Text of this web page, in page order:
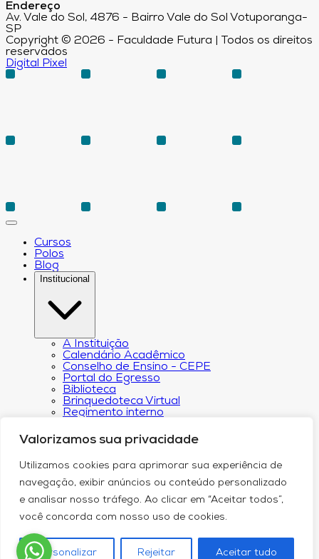
Valorizamos sua privacidade
Utilizamos cookies para aprimorar sua experiência de
navegação, exibir anúncios ou conteúdo personalizado
e analisar nosso tráfego. Ao clicar em “Aceitar todos”,
você concorda com nosso uso de cookies.
Personalizar Rejeitar Aceitar tudo
Endereço
Av. Vale do Sol, 4876 - Bairro Vale do Sol Votuporanga-
SP
Copyright © 2026 - Faculdade Futura | Todos os direitos
reservados
Digital Pixel
Cursos
Polos
Blog
Institucional
A Instituição
Calendário Acadêmico
Conselho de Ensino - CEPE
Portal do Egresso
Biblioteca
Brinquedoteca Virtual
Regimento interno
Aproveitamento
Resoluções e Portarias
Revista Eletrônica Ciência & Tecnologia Futura
CPA – Comissão Própria de Avaliação
Núcleo de Apoio Psicopedagógico
Programa de Iniciação Científica da
Faculdade Futura
Núcleo de Arte e Cultura
Curricularização da Extensão
Canal de Comunicação do DPO